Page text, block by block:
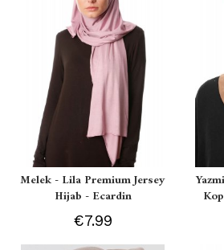
Melek - Lila Premium Jersey
Hijab - Ecardin
€7.99